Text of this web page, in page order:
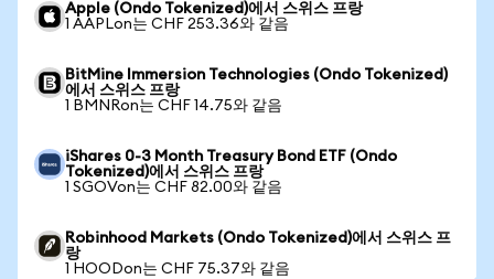
Apple (Ondo Tokenized)에서 스위스 프랑
1 AAPLon는 CHF 253.36와 같음
BitMine Immersion Technologies (Ondo Tokenized)
에서 스위스 프랑
1 BMNRon는 CHF 14.75와 같음
iShares 0-3 Month Treasury Bond ETF (Ondo
Tokenized)에서 스위스 프랑
1 SGOVon는 CHF 82.00와 같음
Robinhood Markets (Ondo Tokenized)에서 스위스 프
랑
1 HOODon는 CHF 75.37와 같음